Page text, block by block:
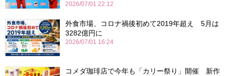
2026/07/01 22:12
外食市場、コロナ禍後初めて2019年超え 5月は
3282億円に
2026/07/01 16:24
コメダ珈琲店で今年も「カリー祭り」開催 新作